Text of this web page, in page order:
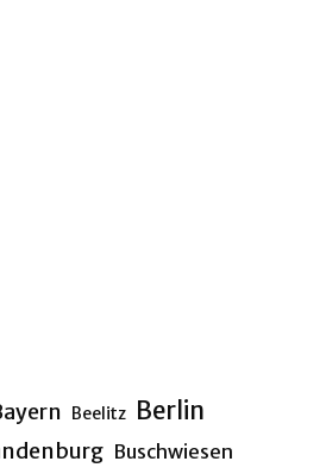
Beelitz Berlin
Buschwiesen